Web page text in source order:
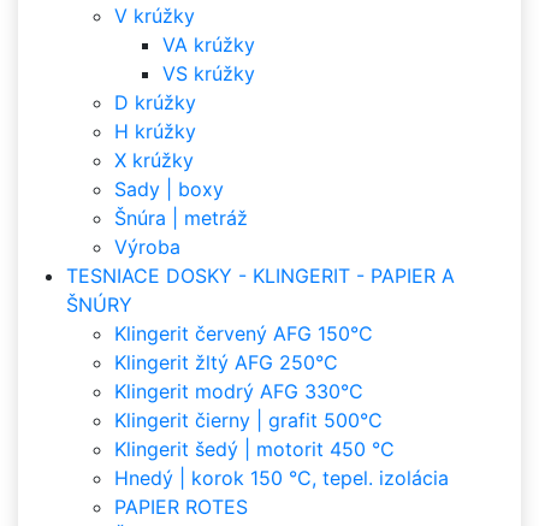
V krúžky
VA krúžky
VS krúžky
D krúžky
H krúžky
X krúžky
Sady | boxy
Šnúra | metráž
Výroba
TESNIACE DOSKY - KLINGERIT - PAPIER A
ŠNÚRY
Klingerit červený AFG 150°C
Klingerit žltý AFG 250°C
Klingerit modrý AFG 330°C
Klingerit čierny | grafit 500°C
Klingerit šedý | motorit 450 °C
Hnedý | korok 150 °C, tepel. izolácia
PAPIER ROTES